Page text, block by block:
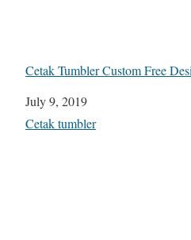
Cetak Tumbler Custom Free
Date
July 9, 2019
In relation to
Cetak tumbler